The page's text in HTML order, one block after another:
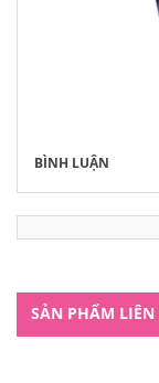
BÌNH LUẬN
SẢN PHẨM